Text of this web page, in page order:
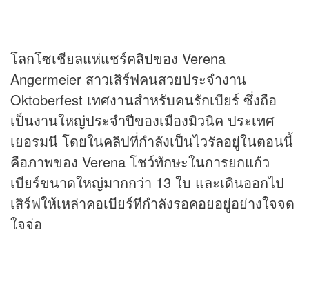
โลกโซเชียลแห่แชร์คลิปของ Verena
Angermeier สาวเสิร์ฟคนสวยประจำงาน
Oktoberfest เทศงานสำหรับคนรักเบียร์ ซึ่งถือ
เป็นงานใหญ่ประจำปีของเมืองมิวนิค ประเทศ
เยอรมนี โดยในคลิปที่กำลังเป็นไวรัลอยู่ในตอนนี้
คือภาพของ Verena โชว์ทักษะในการยกแก้ว
เบียร์ขนาดใหญ่มากกว่า 13 ใบ และเดินออกไป
เสิร์ฟให้เหล่าคอเบียร์ทีกำลังรอคอยอยู่อย่างใจจด
ใจจ่อ